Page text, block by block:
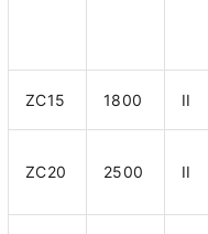
ZC15 1800 II
ZC20 2500 II